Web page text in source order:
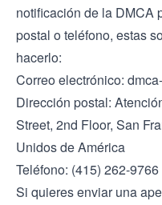
notificación de la DMCA
postal o teléfono, estas
hacerlo:
Correo electrónico:
Dirección postal:
Street, 2nd Floor, San
Unidos de América
Teléfono: (415) 262-9766
Si quieres enviar una